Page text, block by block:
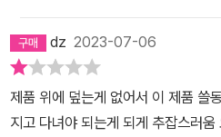
dz 2023-07-06
제품 위에 덮는게 없어서 이 제품 쓸
지고 다녀야 되는게 되게 추잡스러